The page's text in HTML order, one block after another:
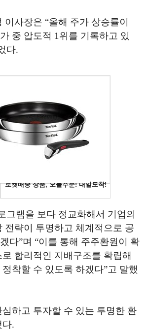
이사장은 “올해 주가 상승률이
중 압도적 1위를 기록하고 있
다.
그램을 보다 정교화해서 기업의
전략이 투명하고 체계적으로 공
다”며 “이를 통해 주주환원이 확
합리적인 지배구조를 확립해
착할 수 있도록 하겠다”고 말했
하고 투자할 수 있는 투명한 환
다.